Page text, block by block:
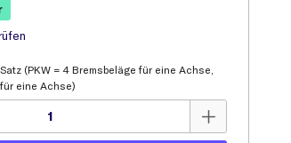
(PKW = 4 Bremsbeläge für eine Achse,
eine Achse)